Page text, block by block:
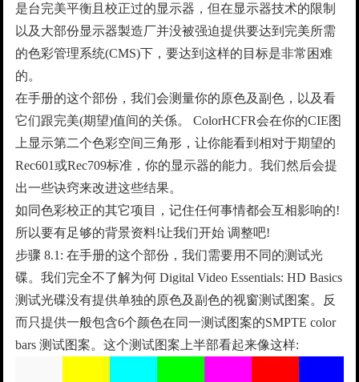
是台完美平衡且校正过的显示器，但在显示器技术的限制
以及大部份显示器製造厂并没被强迫提供要达到完美所需
的色彩管理系统(CMS)下，要达到这样的目标是非常困难
的。
在手册的这个部份，我们会测量你的原色及副色，以及看
它们跟完美(期望)值间的关係。 ColorHCFR会在你的CIE图
上显示第二个色彩空间三角形，让你能看到相对于期望的
Rec601或Rec709标准，你的显示器的能力。我们然后会提
出一些诀窍来改进这些结果。
如同色彩校正的其它项目，记住任何事情都会互相影响的!
所以要有足够的背景资料!让我们开始 调整吧!
步骤 8.1: 在手册的这个部份，我们需要用不同的测试光
碟。我们完全不了解为何 Digital Video Essentials: HD Basics
测试光碟没有提供单独的原色及副色的视窗测试图案。反
而只提供一般包含6个颜色在同一测试图案的SMPTE color
bars 测试图案。这个测试图案上半部看起来像这样: